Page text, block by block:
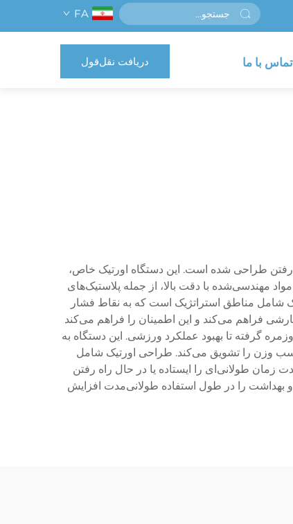
FA
تماس با ما دریافت نقل‌قول
رفتن طراحی شده است. این دستگاه اورتیک خاص،
مهندسی‌شده با دقت بالا، از جمله پلاستیک‌های
شامل مناطق استراتژیک است که به نقاط فشار
فراهم می‌کند و این اطمینان را فراهم می‌کند
گرفته تا بهبود عملکرد ورزشی. این دستگاه به
وزن را تشویق می‌کند. طراحی اورتیک شامل
طولانی‌ای را ایستاده یا در حال راه رفتن
بهداشت را در طول استفاده طولانی‌مدت افزایش